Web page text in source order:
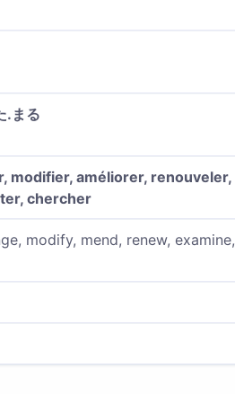
.まる
modifier, améliorer, renouveler,
chercher
modify, mend, renew, examine,